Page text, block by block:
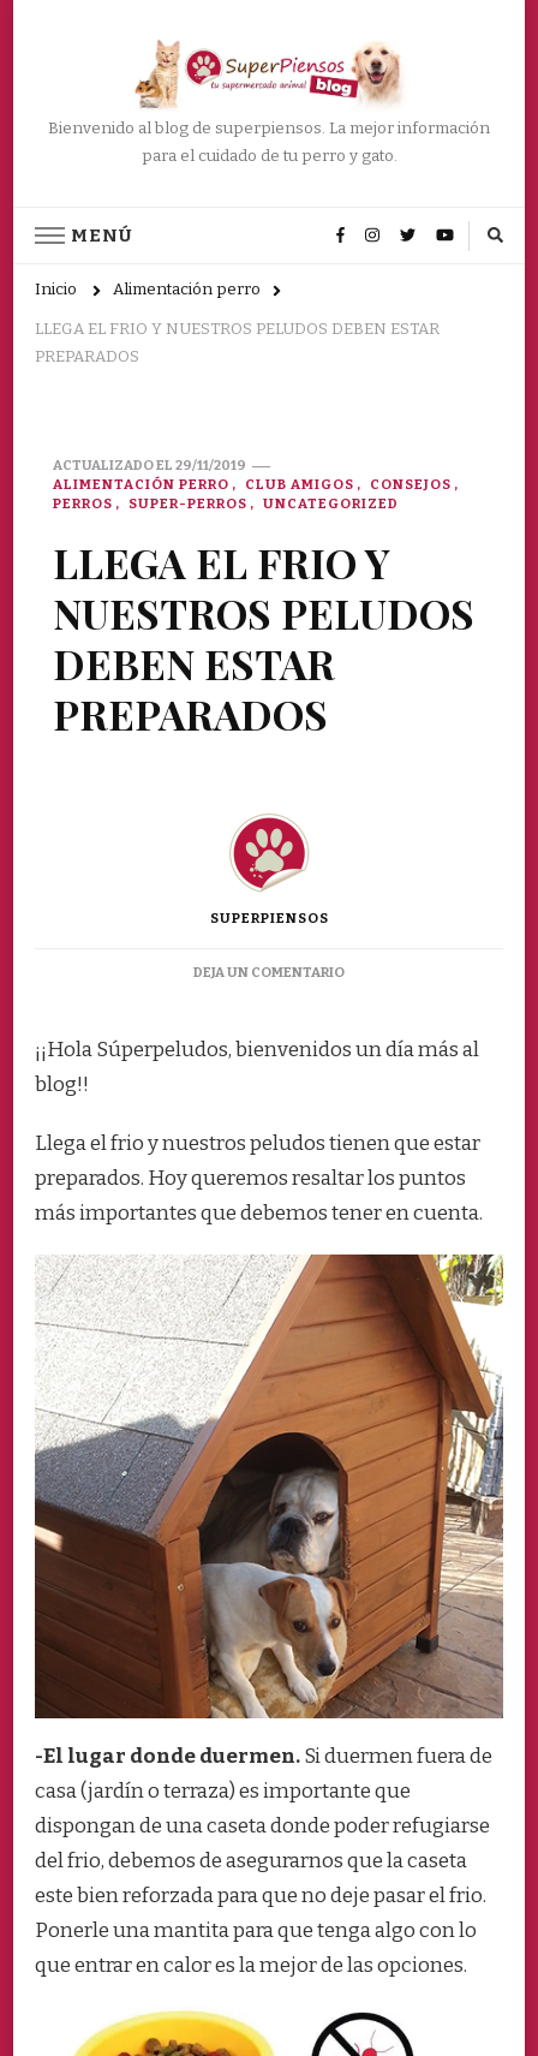
Bienvenido al blog de superpiensos. La mejor información
para el cuidado de tu perro y gato.
MENÚ
Inicio Alimentación perro
LLEGA EL FRIO Y NUESTROS PELUDOS DEBEN ESTAR
PREPARADOS
ACTUALIZADO EL 29/11/2019
ALIMENTACIÓN PERRO
CLUB AMIGOS
CONSEJOS
PERROS
SUPER-PERROS UNCATEGORIZED
LLEGA EL FRIO Y
NUESTROS PELUDOS
DEBEN ESTAR
PREPARADOS
SUPERPIENSOS
DEJA UN COMENTARIOEN
ESTAR
PREPARADOS
¡¡Hola Súperpeludos, bienvenidos un día más al
blog!!
Llega el frio y nuestros peludos tienen que estar
preparados. Hoy queremos resaltar los puntos
más importantes que debemos tener en cuenta.
-El lugar donde duermen.Si duermen fuera de
casa (jardín o terraza) es importante que
dispongan de una caseta donde poder refugiarse
del frio, debemos de asegurarnos que la caseta
este bien reforzada para que no deje pasar el frio.
Ponerle una mantita para que tenga algo con lo
que entrar en calor es la mejor de las opciones.